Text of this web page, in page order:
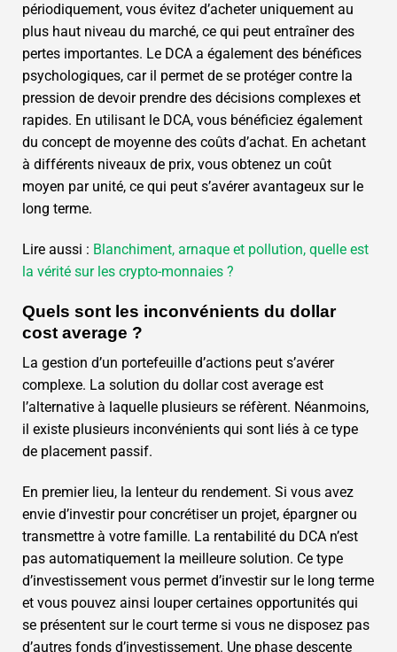
périodiquement, vous évitez d’acheter uniquement au
plus haut niveau du marché, ce qui peut entraîner des
pertes importantes. Le DCA a également des bénéfices
psychologiques, car il permet de se protéger contre la
pression de devoir prendre des décisions complexes et
rapides. En utilisant le DCA, vous bénéficiez également
du concept de moyenne des coûts d’achat. En achetant
à différents niveaux de prix, vous obtenez un coût
moyen par unité, ce qui peut s’avérer avantageux sur le
long terme.
Lire aussi : Blanchiment, arnaque et pollution, quelle est
la vérité sur les crypto-monnaies ?
Quels sont les inconvénients du dollar
cost average ?
La gestion d’un portefeuille d’actions peut s’avérer
complexe. La solution du dollar cost average est
l’alternative à laquelle plusieurs se réfèrent. Néanmoins,
il existe plusieurs inconvénients qui sont liés à ce type
de placement passif.
En premier lieu, la lenteur du rendement. Si vous avez
envie d’investir pour concrétiser un projet, épargner ou
transmettre à votre famille. La rentabilité du DCA n’est
pas automatiquement la meilleure solution. Ce type
d’investissement vous permet d’investir sur le long terme
et vous pouvez ainsi louper certaines opportunités qui
se présentent sur le court terme si vous ne disposez pas
d’autres fonds d’investissement. Une phase descente